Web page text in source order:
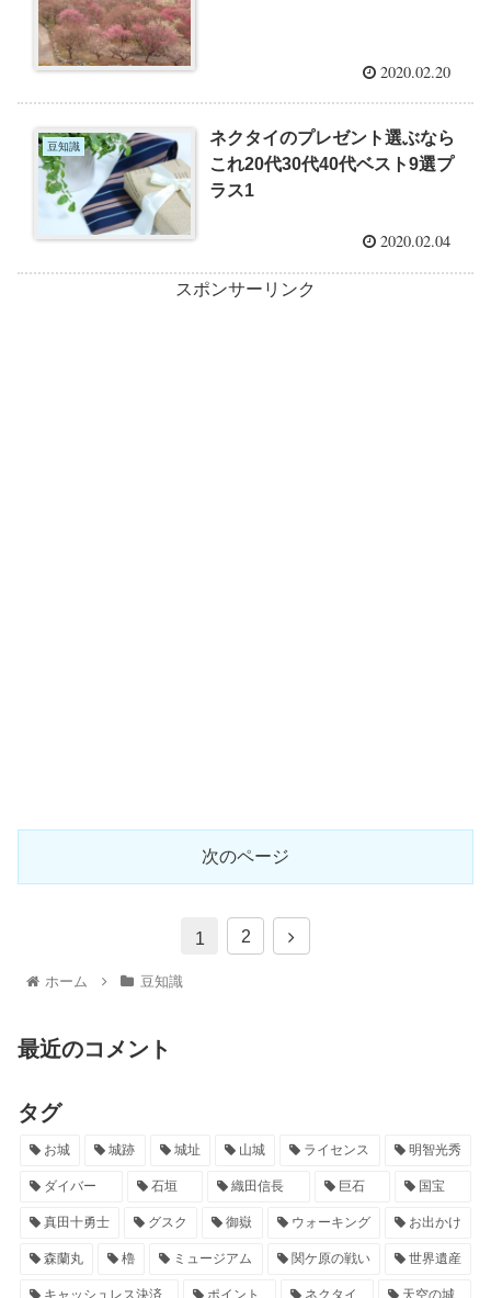
2020.02.20
豆知識
ネクタイのプレゼント選ぶなら
これ20代30代40代ベスト9選プ
ラス1
2020.02.04
スポンサーリンク
次のページ
1 2
ホーム 豆知識
最近のコメント
タグ
お城 城跡 城址 山城 ライセンス 明智光秀
ダイバー 石垣 織田信長 巨石 国宝
真田十勇士 グスク 御嶽 ウォーキング お出かけ
森蘭丸 櫓 ミュージアム 関ケ原の戦い 世界遺産
キャッシュレス決済 ポイント ネクタイ 天空の城